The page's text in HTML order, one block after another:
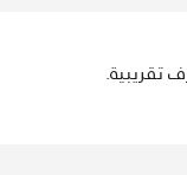
تقريبية.